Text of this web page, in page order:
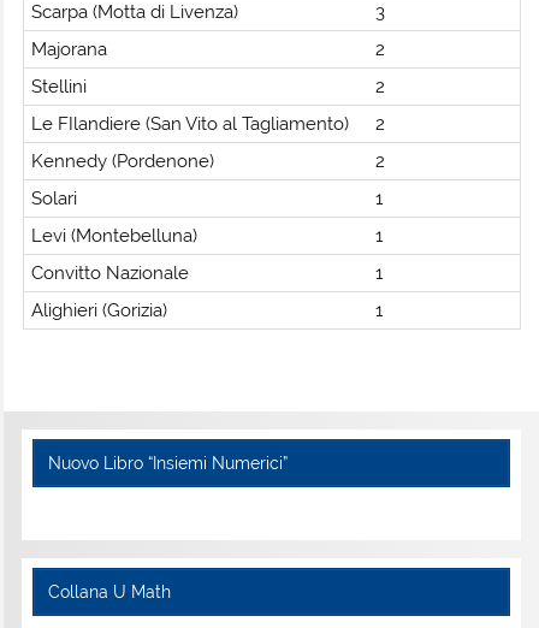
Scarpa (Motta di Livenza)
3
Majorana
2
Stellini
2
Le FIlandiere (San Vito al Tagliamento)
2
Kennedy (Pordenone)
2
Solari
1
Levi (Montebelluna)
1
Convitto Nazionale
1
Alighieri (Gorizia)
1
Nuovo Libro “Insiemi Numerici”
Collana U Math